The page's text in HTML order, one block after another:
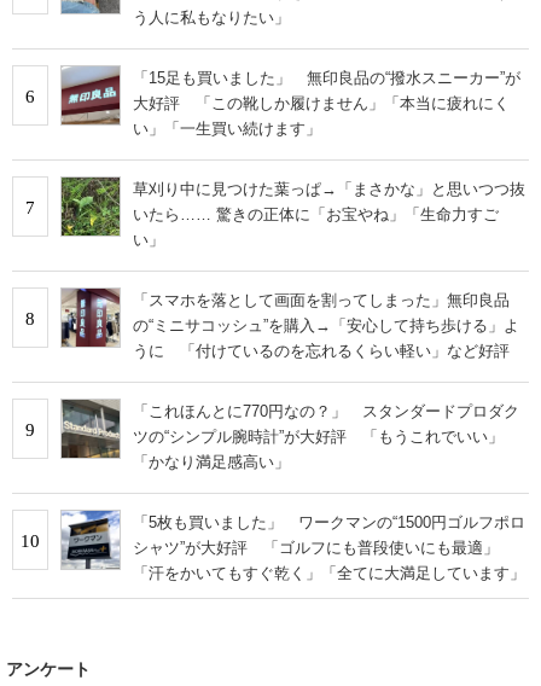
う人に私もなりたい」
6
「15足も買いました」 無印良品の“撥水スニーカー”が
大好評 「この靴しか履けません」「本当に疲れにく
い」「一生買い続けます」
7
草刈り中に見つけた葉っぱ→「まさかな」と思いつつ抜
いたら…… 驚きの正体に「お宝やね」「生命力すご
い」
8
「スマホを落として画面を割ってしまった」無印良品
の“ミニサコッシュ”を購入→「安心して持ち歩ける」よ
うに 「付けているのを忘れるくらい軽い」など好評
9
「これほんとに770円なの？」 スタンダードプロダク
ツの“シンプル腕時計”が大好評 「もうこれでいい」
「かなり満足感高い」
10
「5枚も買いました」 ワークマンの“1500円ゴルフポロ
シャツ”が大好評 「ゴルフにも普段使いにも最適」
「汗をかいてもすぐ乾く」「全てに大満足しています」
アンケート